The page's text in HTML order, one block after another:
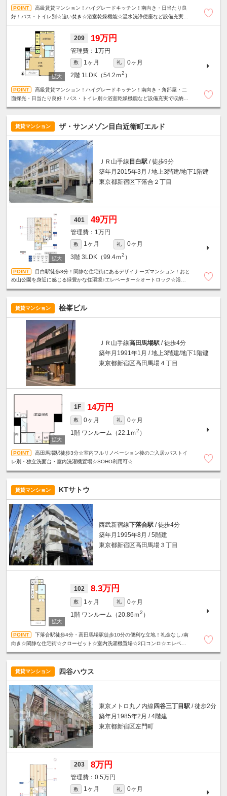
高級賃貸マンション！ハイグレードキッチン！南向き・日当たり良
好！バス・トイレ別☆追い焚き☆浴室乾燥機能☆温水洗浄便座など設備充実で
209 19万円
1万円
敷 1ヶ月 礼
0ヶ月
2階 1LDK（54.2ｍ2 ）
高級賃貸マンション！ハイグレードキッチン！南向き・角部屋・二
面採光・日当たり良好！バス・トイレ別☆浴室乾燥機能など設備充実で収納力
賃貸マンション ザ・サンメゾン目白近衛町エルド
ＪＲ山手線目白駅 / 徒歩9分
築年月2015年3月 / 地上3階建/地下1階建
東京都新宿区下落合２丁目
401 49万円
1万円
敷 1ヶ月 礼
0ヶ月
3階 3LDK（99.4ｍ2 ）
目白駅徒歩8分！閑静な住宅街にあるデザイナーズマンション！おと
め山公園を身近に感じる緑豊かな住環境♪エレベーター☆オートロック☆浴室乾
賃貸マンション 桧峯ビル
ＪＲ山手線高田馬場駅 / 徒歩4分
築年月1991年1月 / 地上3階建/地下1階建
東京都新宿区高田馬場４丁目
1F 14万円
敷 0ヶ月 礼
0ヶ月
1階 ワンルーム（22.1ｍ2 ）
高田馬場駅徒歩3分☆室内フルリノベーション後のご入居♪バストイ
レ別・独立洗面台・室内洗濯機置場☆SOHO利用可☆
賃貸マンション KTサトウ
西武新宿線下落合駅 / 徒歩4分
築年月1995年8月 / 5階建
東京都新宿区高田馬場３丁目
102 8.3万円
敷 1ヶ月 礼
0ヶ月
1階 ワンルーム（20.86ｍ2 ）
下落合駅徒歩4分・高田馬場駅徒歩10分の便利な立地！礼金なし♪南
向き☆閑静な住宅街☆クローゼット☆室内洗濯機置場☆2口コンロ☆エレベータ
賃貸マンション 四谷ハウス
東京メトロ丸ノ内線 四谷三丁目駅 / 徒歩2分
築年月1985年2月 / 4階建
東京都新宿区左門町
203 8万円
0.5万円
敷 1ヶ月 礼 0ヶ月